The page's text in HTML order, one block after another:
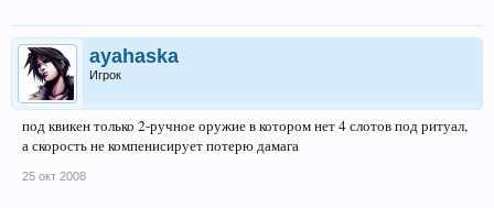
ayahaska
Игрок
под квикен только 2-ручное оружие в котором нет 4 слотов под ритуал,
а скорость не компенисирует потерю дамага
25 окт 2008